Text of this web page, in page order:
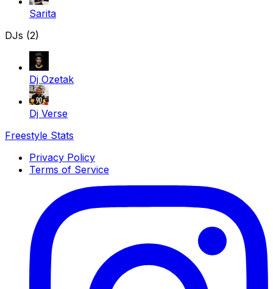
Sarita
DJs (2)
Dj Ozetak
Dj Verse
Freestyle Stats
Privacy Policy
Terms of Service